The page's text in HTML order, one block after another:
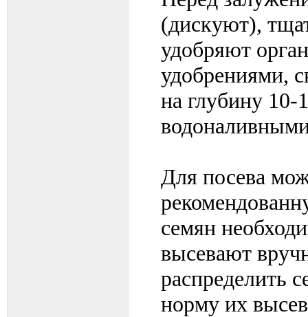
(дискуют),
удобряют
удобрениями,
на глубину
Для посева
семян
высевают
распределить
норму их